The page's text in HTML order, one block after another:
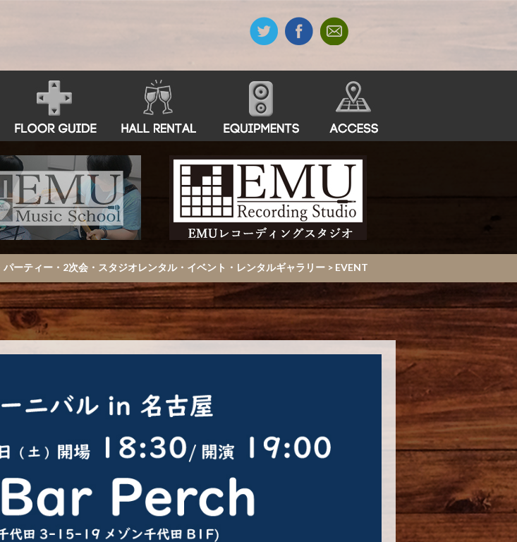
ーティー・2次会・スタジオレンタル・イベント・レンタルギャラリー > EVENT